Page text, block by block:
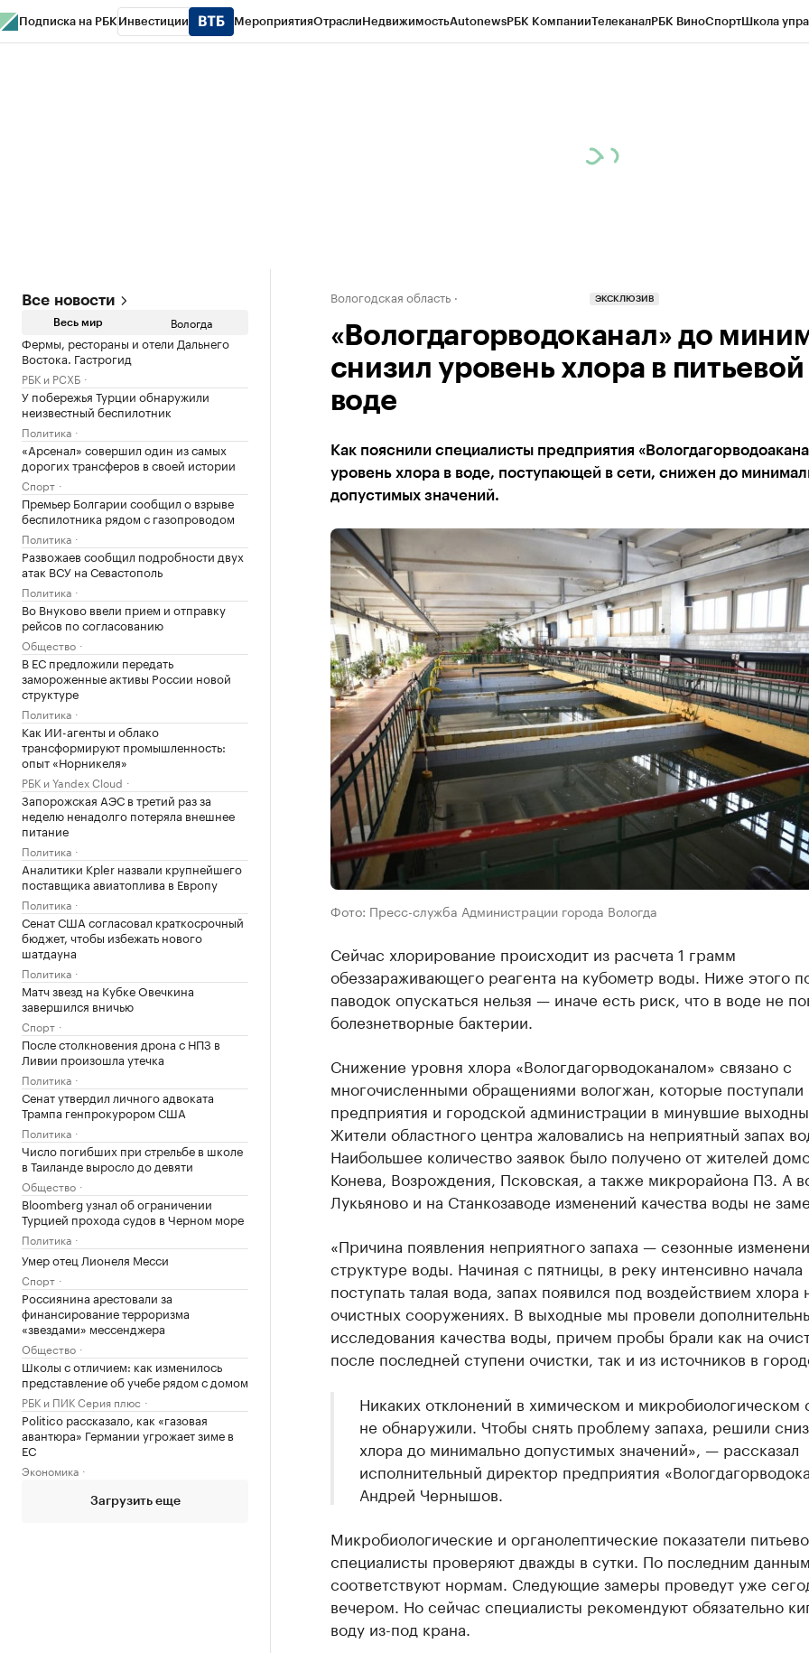
Подписка на РБК Инвестиции МероприятияОтраслиНедвижимостьAutonewsРБК КомпанииТелеканалРБК ВиноСпортШкола
Все новости
Весь мир Вологда
Фермы, рестораны и отели Дальнего
Востока. Гастрогид
РБК и РСХБ
У побережья Турции обнаружили
неизвестный беспилотник
Политика
«Арсенал» совершил один из самых
дорогих трансферов в своей истории
Спорт
Премьер Болгарии сообщил о взрыве
беспилотника рядом с газопроводом
Политика
Развожаев сообщил подробности двух
атак ВСУ на Севастополь
Политика
Во Внуково ввели прием и отправку
рейсов по согласованию
Общество
В ЕС предложили передать
замороженные активы России новой
структуре
Политика
Как ИИ-агенты и облако
трансформируют промышленность:
опыт «Норникеля»
РБК и Yandex Cloud
Запорожская АЭС в третий раз за
неделю ненадолго потеряла внешнее
питание
Политика
Аналитики Kpler назвали крупнейшего
поставщика авиатоплива в Европу
Политика
Сенат США согласовал краткосрочный
бюджет, чтобы избежать нового
шатдауна
Политика
Матч звезд на Кубке Овечкина
завершился вничью
Спорт
После столкновения дрона с НПЗ в
Ливии произошла утечка
Политика
Сенат утвердил личного адвоката
Трампа генпрокурором США
Политика
Число погибших при стрельбе в школе
в Таиланде выросло до девяти
Общество
Bloomberg узнал об ограничении
Турцией прохода судов в Черном море
Политика
Умер отец Лионеля Месси
Спорт
Россиянина арестовали за
финансирование терроризма
«звездами» мессенджера
Общество
Школы с отличием: как изменилось
представление об учебе рядом с домом
РБК и ПИК Серия плюс
Politico рассказало, как «газовая
авантюра» Германии угрожает зиме в
ЕС
Экономика
Загрузить еще
Вологодская область ЭКСКЛЮЗИВ
«Вологдагорводоканал» до
снизил уровень хлора в питьевой
воде
Как пояснили специалисты предприятия
уровень хлора в воде, поступающей в сети, снижен до
допустимых значений.
Фото: Пресс-служба Администрации города Вологда
Сейчас хлорирование происходит из расчета 1 грамм
обеззараживающего реагента на кубометр воды. Ниже этого
паводок опускаться нельзя — иначе есть риск, что в воде не
болезнетворные бактерии.
Снижение уровня хлора «Вологдагорводоканалом» связано с
многочисленными обращениями вологжан, которые поступали
предприятия и городской администрации в минувшие
Жители областного центра жаловались на неприятный запах
Наибольшее количество заявок было получено от жителей
Конева, Возрождения, Псковская, а также микрорайона ПЗ. А
Лукьяново и на Станкозаводе изменений качества воды не
«Причина появления неприятного запаха — сезонные
структуре воды. Начиная с пятницы, в реку интенсивно начала
поступать талая вода, запах появился под воздействием хлора
очистных сооружениях. В выходные мы провели
исследования качества воды, причем пробы брали как на
после последней ступени очистки, так и из источников в
Никаких отклонений в химическом и микробиологическом
не обнаружили. Чтобы снять проблему запаха, решили
хлора до минимально допустимых значений», — рассказал
исполнительный директор предприятия
Андрей Чернышов.
Микробиологические и органолептические показатели
специалисты проверяют дважды в сутки. По последним
соответствуют нормам. Следующие замеры проведут уже
вечером. Но сейчас специалисты рекомендуют обязательно
воду из-под крана.